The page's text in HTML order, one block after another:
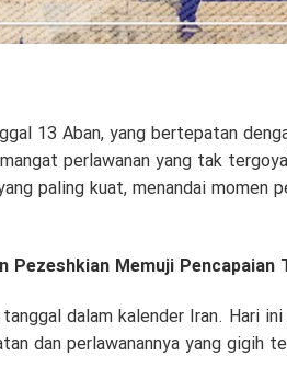
13 Aban, yang bertepatan
perlawanan yang tak
paling kuat, menandai
Pezeshkian Memuji
dalam kalender Iran. Hari
dan perlawanannya yang gigih